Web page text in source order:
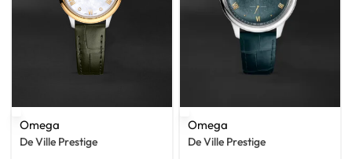
Omega
De Ville Prestige
Omega
De Ville Prestige